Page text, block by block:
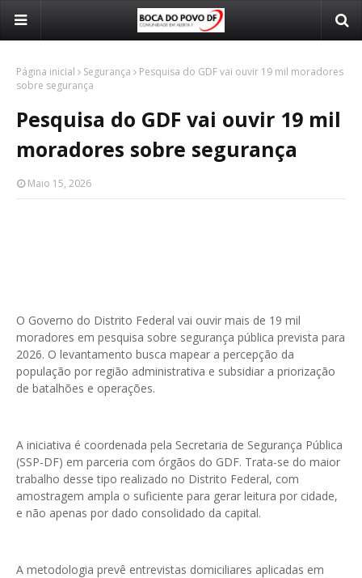
Página inicial Segurança
Pesquisa do GDF vai ouvir 19 mil moradores
sobre segurança
Pesquisa do GDF vai ouvir 19 mil
moradores sobre segurança
Maio 15, 2026
O Governo do Distrito Federal vai ouvir mais de 19 mil
moradores em pesquisa sobre segurança pública prevista para
2026. O levantamento busca mapear a percepção da
população por região administrativa e subsidiar a priorização
de batalhões e operações.
A iniciativa é coordenada pela Secretaria de Segurança Pública
(SSP-DF) em parceria com órgãos do GDF. Trata-se do maior
trabalho desse tipo realizado no Distrito Federal, com
amostragem ampla o suficiente para gerar leitura por cidade,
e não apenas por dado consolidado da capital.
A metodologia prevê entrevistas domiciliares aplicadas em